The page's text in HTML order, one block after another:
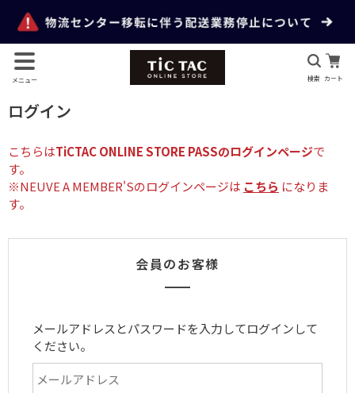
メニュー 検索 カート
ログイン
こちらはTiCTAC ONLINE STORE PASSのログインページで
す。
※NEUVE A MEMBER'Sのログインページは こちら になりま
す。
会員のお客様
メールアドレスとパスワードを入力してログインして
ください。